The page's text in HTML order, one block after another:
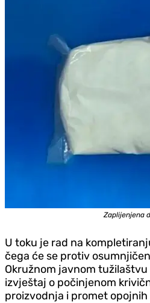
Zaplijenjena
U toku je rad na
čega će se protiv
Okružnom javnom
izvještaj o počinjenom
proizvodnja i promet opojnih